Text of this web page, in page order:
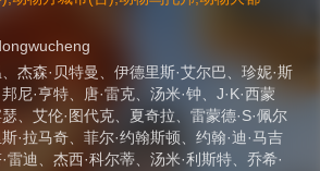
杰森·贝特曼 伊德里斯·艾尔巴
珍妮·斯
邦尼·亨特 唐·雷克 汤米·钟
J·K·西蒙
艾伦·图代克 夏奇拉
雷蒙德·S·佩尔
·拉马奇 菲尔·约翰斯顿
约翰·迪·马吉
雷迪 杰西·科尔蒂 汤米·利斯特
乔希·